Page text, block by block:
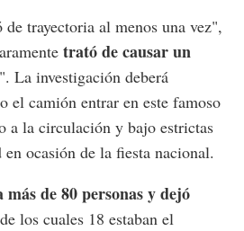
trayectoria al menos una vez",
trató de causar un
". La investigación deberá
el camión entrar en este famoso
a la circulación y bajo estrictas
ocasión de la fiesta nacional.
más de 80 personas y dejó
los cuales 18 estaban el